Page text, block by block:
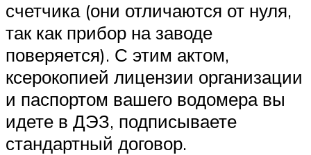
счетчика (они отличаются от нуля,
так как прибор на заводе
поверяется). С этим актом,
ксерокопией лицензии организации
и паспортом вашего водомера вы
идете в ДЭЗ, подписываете
стандартный договор.